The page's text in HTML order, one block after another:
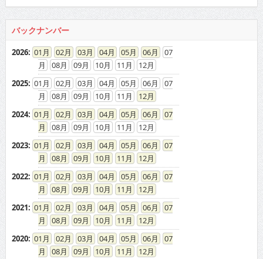
2026:01 02 03 04 05 06
07
08
2025: 01 02 03 04 05 06
07
08
09 10 11
12
2024: 01 02 03 04 05 06
07
08
09 10 11
12
2023: 01 02 03 04 05 06
07
08
09 10 11
12
2022: 01 02 03 04 05 06
07
08
09 10 11
12
2021: 01 02 03 04 05 06
07
08
09 10 11
12
2020: 01 02 03 04 05 06
07
08
09 10 11
12
2019: 01 02 03 04 05 06
07
08
09 10 11
12